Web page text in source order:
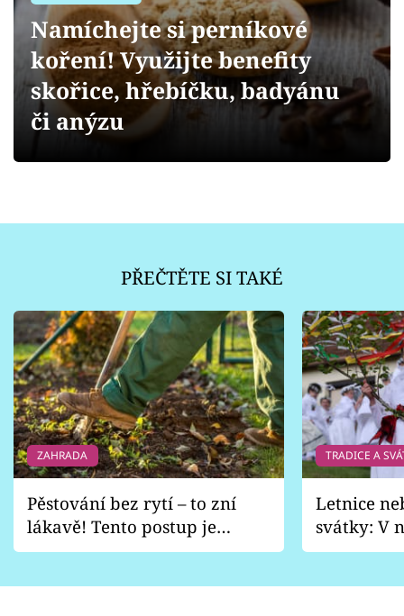
Přihlášení
Sledujte nás
Namíchejte si perníkové
koření! Využijte benefity
skořice, hřebíčku, badyánu
či anýzu
PŘEČTĚTE SI TAKÉ
ZAHRADA
Pěstování bez rytí – to zní
lákavě! Tento postup je
vhodný jen pro některé
TRADICE A
Letnice
svátky: V
pondělí